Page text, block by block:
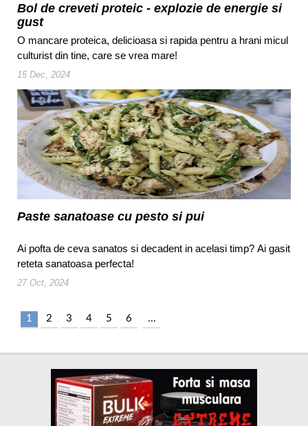
Bol de creveti proteic - explozie de energie si
gust
O mancare proteica, delicioasa si rapida pentru a hrani micul
culturist din tine, care se vrea mare!
15 Dec, 2024
Paste sanatoase cu pesto si pui
Ai pofta de ceva sanatos si decadent in acelasi timp? Ai gasit
reteta sanatoasa perfecta!
27 Oct, 2024
1 2 3 4 5 6 ...